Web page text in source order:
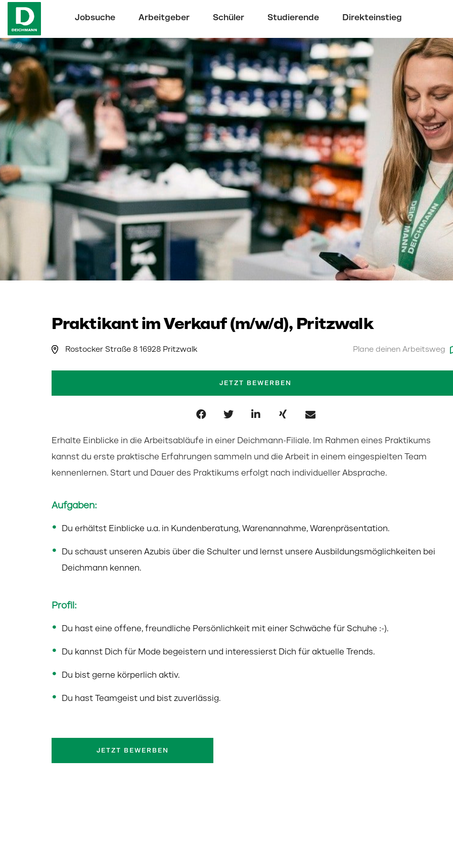
Jobsuche Arbeitgeber Schüler Studierende Direkteinstieg
Praktikant im Verkauf (m/w/d), Pritzwalk
Rostocker Straße 8 16928 Pritzwalk Plane deinen Arbeitsweg
JETZT BEWERBEN
Erhalte Einblicke in die Arbeitsabläufe in einer Deichmann-Filiale. Im Rahmen eines Praktikums
kannst du erste praktische Erfahrungen sammeln und die Arbeit in einem eingespielten Team
kennenlernen. Start und Dauer des Praktikums erfolgt nach individueller Absprache.
Aufgaben:
Du erhältst Einblicke u.a. in Kundenberatung, Warenannahme, Warenpräsentation.
Du schaust unseren Azubis über die Schulter und lernst unsere Ausbildungsmöglichkeiten bei
Deichmann kennen.
Profil:
Du hast eine offene, freundliche Persönlichkeit mit einer Schwäche für Schuhe :-).
Du kannst Dich für Mode begeistern und interessierst Dich für aktuelle Trends.
Du bist gerne körperlich aktiv.
Du hast Teamgeist und bist zuverlässig.
JETZT BEWERBEN